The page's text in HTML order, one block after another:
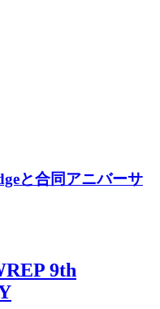
と合同アニバーサ
9th